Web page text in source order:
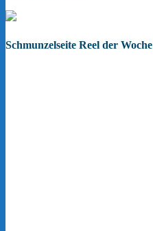
Schmunzelseite Reel der Woche